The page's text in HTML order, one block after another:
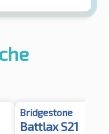
Bridgestone
Battlax S21